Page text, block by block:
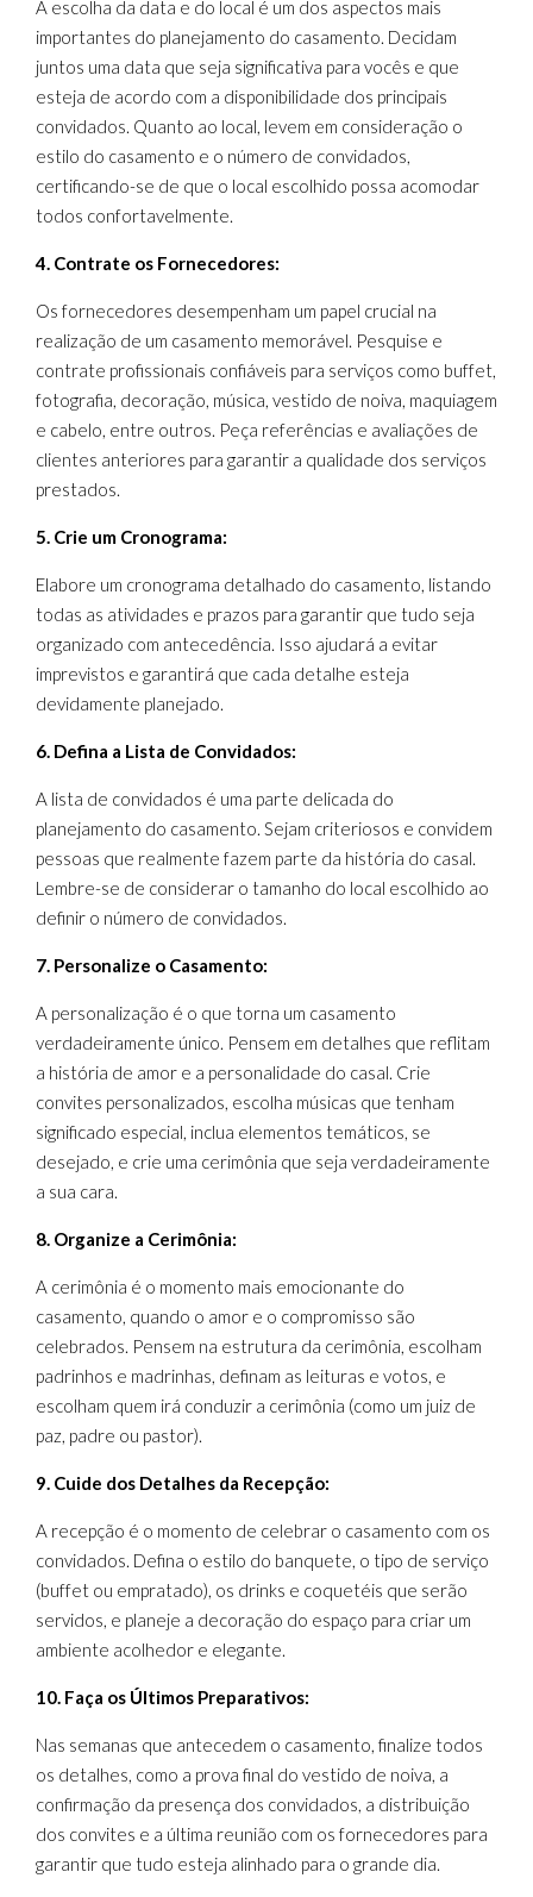
A escolha da data e do local é um dos aspectos mais
importantes do planejamento do casamento. Decidam
juntos uma data que seja significativa para vocês e que
esteja de acordo com a disponibilidade dos principais
convidados. Quanto ao local, levem em consideração o
estilo do casamento e o número de convidados,
certificando-se de que o local escolhido possa acomodar
todos confortavelmente.
4. Contrate os Fornecedores:
Os fornecedores desempenham um papel crucial na
realização de um casamento memorável. Pesquise e
contrate profissionais confiáveis para serviços como buffet,
fotografia, decoração, música, vestido de noiva, maquiagem
e cabelo, entre outros. Peça referências e avaliações de
clientes anteriores para garantir a qualidade dos serviços
prestados.
5. Crie um Cronograma:
Elabore um cronograma detalhado do casamento, listando
todas as atividades e prazos para garantir que tudo seja
organizado com antecedência. Isso ajudará a evitar
imprevistos e garantirá que cada detalhe esteja
devidamente planejado.
6. Defina a Lista de Convidados:
A lista de convidados é uma parte delicada do
planejamento do casamento. Sejam criteriosos e convidem
pessoas que realmente fazem parte da história do casal.
Lembre-se de considerar o tamanho do local escolhido ao
definir o número de convidados.
7. Personalize o Casamento:
A personalização é o que torna um casamento
verdadeiramente único. Pensem em detalhes que reflitam
a história de amor e a personalidade do casal. Crie
convites personalizados, escolha músicas que tenham
significado especial, inclua elementos temáticos, se
desejado, e crie uma cerimônia que seja verdadeiramente
a sua cara.
8. Organize a Cerimônia:
A cerimônia é o momento mais emocionante do
casamento, quando o amor e o compromisso são
celebrados. Pensem na estrutura da cerimônia, escolham
padrinhos e madrinhas, definam as leituras e votos, e
escolham quem irá conduzir a cerimônia (como um juiz de
paz, padre ou pastor).
9. Cuide dos Detalhes da Recepção:
A recepção é o momento de celebrar o casamento com os
convidados. Defina o estilo do banquete, o tipo de serviço
(buffet ou empratado), os drinks e coquetéis que serão
servidos, e planeje a decoração do espaço para criar um
ambiente acolhedor e elegante.
10. Faça os Últimos Preparativos:
Nas semanas que antecedem o casamento, finalize todos
os detalhes, como a prova final do vestido de noiva, a
confirmação da presença dos convidados, a distribuição
dos convites e a última reunião com os fornecedores para
garantir que tudo esteja alinhado para o grande dia.